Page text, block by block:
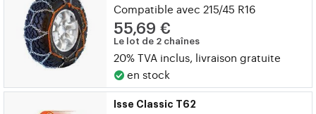
Compatible avec 215/45 R16
55,69 €
Le lot de 2 chaînes
20% TVA inclus, livraison gratuite
en stock
Isse Classic T62